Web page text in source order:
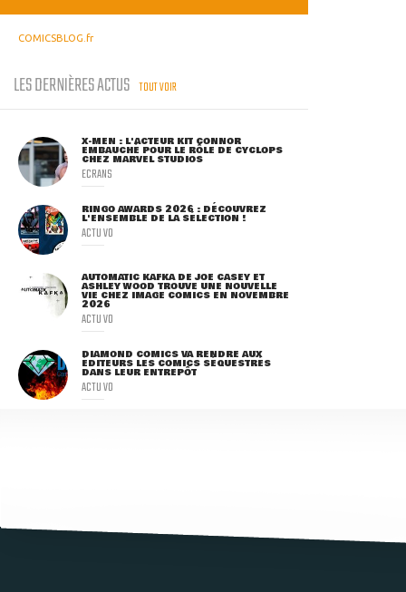
COMICSBLOG.fr
LES DERNIÈRES ACTUS TOUT VOIR
X-MEN : L'ACTEUR KIT CONNOR
EMBAUCHÉ POUR LE RÔLE DE CYCLOPS
CHEZ MARVEL STUDIOS
ECRANS
RINGO AWARDS 2026 : DÉCOUVREZ
L'ENSEMBLE DE LA SÉLECTION !
ACTU VO
AUTOMATIC KAFKA DE JOE CASEY ET
ASHLEY WOOD TROUVE UNE NOUVELLE
VIE CHEZ IMAGE COMICS EN NOVEMBRE
2026
ACTU VO
DIAMOND COMICS VA RENDRE AUX
ÉDITEURS LES COMICS SÉQUESTRÉS
DANS LEUR ENTREPÔT
ACTU VO